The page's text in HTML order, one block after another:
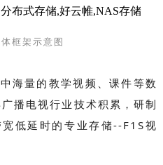
框架示意图
海量的教学视频、课件等数
播电视行业技术积累，研制
低延时的专业存储--F1S视